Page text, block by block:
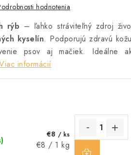
hodnotenia
rýb – ľahko stráviteľný zdroj
kyselín. Podporujú zdravú
psov aj mačiek. Ideálne
informácií
€8 / ks
Jednotková
€8 / 1 kg